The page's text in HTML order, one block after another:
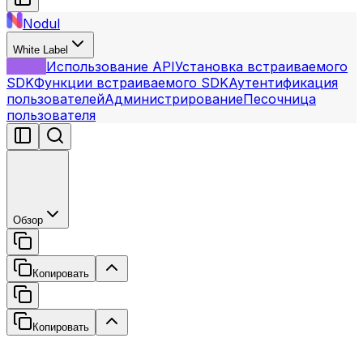
Nodul
White Label
Использование APIУстановка встраиваемого
SDKФункции встраиваемого SDKАутентификация
пользователейАдминистрированиеПесочница
пользователя
Обзор
Копировать
Копировать